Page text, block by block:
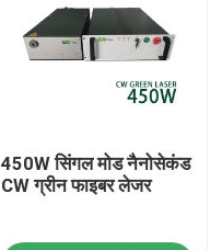
450W सिंगल मोड नैनोसेकंड
CW ग्रीन फाइबर लेजर